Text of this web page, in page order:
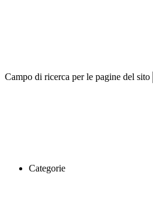
Campo di ricerca per le pagine del sito
Categorie